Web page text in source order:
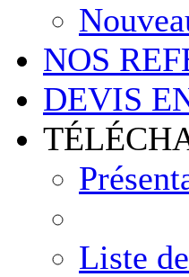
NOS
DEVIS
Liste